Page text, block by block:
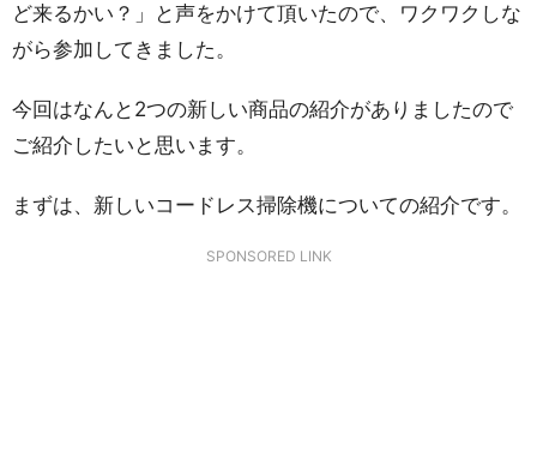
ど来るかい？」と声をかけて頂いたので、ワクワクしな
がら参加してきました。
今回はなんと2つの新しい商品の紹介がありましたので
ご紹介したいと思います。
まずは、新しいコードレス掃除機についての紹介です。
SPONSORED LINK